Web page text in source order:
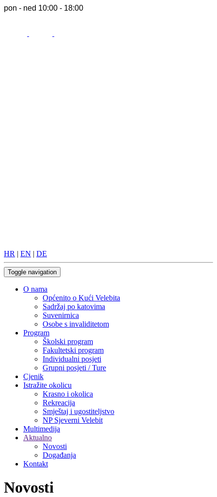
pon - ned 10:00 - 18:00
HR | EN | DE
Toggle navigation
O nama
Općenito o Kući Velebita
Sadržaj po katovima
Suvenirnica
Osobe s invaliditetom
Program
Školski program
Fakultetski program
Individualni posjeti
Grupni posjeti / Ture
Cjenik
Istražite okolicu
Krasno i okolica
Rekreacija
Smještaj i ugostiteljstvo
NP Sjeverni Velebit
Multimedija
Aktualno
Novosti
Događanja
Kontakt
Novosti